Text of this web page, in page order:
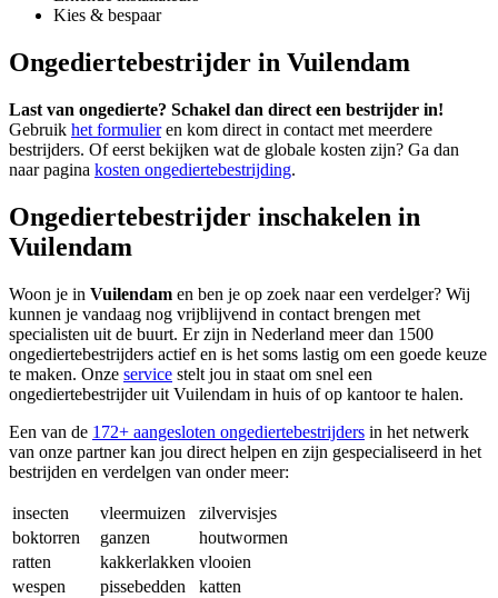
Kies & bespaar
Ongediertebestrijder in Vuilendam
Last van ongedierte? Schakel dan direct een bestrijder in!
Gebruik het formulieren kom direct in contact met meerdere
bestrijders. Of eerst bekijken wat de globale kosten zijn? Ga dan
naar pagina kosten ongediertebestrijding.
Ongediertebestrijder inschakelen in
Vuilendam
Woon je in Vuilendam en ben je op zoek naar een verdelger? Wij
kunnen je vandaag nog vrijblijvend in contact brengen met
specialisten uit de buurt. Er zijn in Nederland meer dan 1500
ongediertebestrijders actief en is het soms lastig om een goede keuze
te maken. Onze service stelt jou in staat om snel een
ongediertebestrijder uit Vuilendam in huis of op kantoor te halen.
Een van de 172+ aangesloten ongediertebestrijders in het netwerk
van onze partner kan jou direct helpen en zijn gespecialiseerd in het
bestrijden en verdelgen van onder meer:
insecten vleermuizen
zilvervisjes
boktorren
ganzen
houtwormen
ratten
kakkerlakken vlooien
wespen
pissebedden
katten